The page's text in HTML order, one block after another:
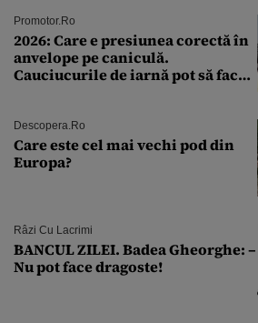
Promotor.ro
2026: Care e presiunea corectă în
anvelope pe caniculă.
Cauciucurile de iarnă pot să facă
Descopera.ro
Care este cel mai vechi pod din
Europa?
Râzi Cu Lacrimi
BANCUL ZILEI. Badea Gheorghe: –
Nu pot face dragoste!